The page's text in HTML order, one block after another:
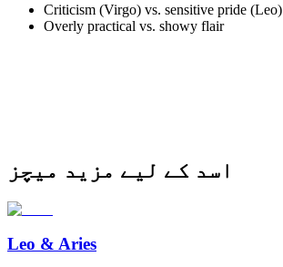
Criticism (Virgo) vs. sensitive pride (Leo)
Overly practical vs. showy flair
اسد کے لیے مزید میچز
Leo & Aries